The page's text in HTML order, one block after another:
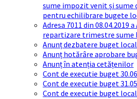
sume impozit venit și sume
pentru echilibrare bugete
Adresa 7011 din 08.04.2019 a
repartizare trimestre sume
Anunț dezbatere buget local
Anunț hotărâre aprobare
Anunț în atenția cetățenilor
Cont de executie buget
Cont de executie buget
Cont de executie buget